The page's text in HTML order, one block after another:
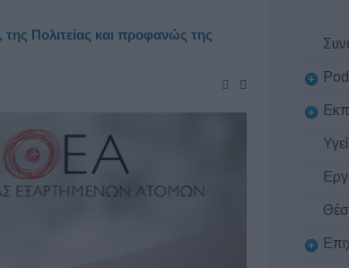
Πολιτείας και προφανώς της